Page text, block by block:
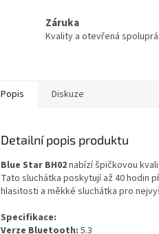
Záruka
Kvality a otevřená
Popis Diskuze
Detailní popis produktu
Blue Star BH02nabízí špičkovou
Tato sluchátka poskytují až 40 hodin
hlasitosti a měkké sluchátka pro
Specifikace:
Verze Bluetooth: 5.3